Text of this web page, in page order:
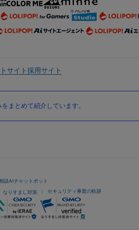
サイト採用サイト
まとめて紹介しています。
談AIチャットボット
なりすまし対策 セキュリティ事業の軌跡